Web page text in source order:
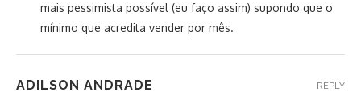
mais pessimista possível (eu faço assim) supondo que o
mínimo que acredita vender por mês.
ADILSON ANDRADE REPLY